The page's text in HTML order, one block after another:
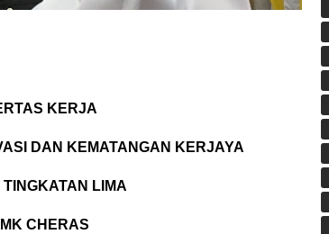
KERJA
DAN KEMATANGAN KERJAYA
TINGKATAN LIMA
CHERAS